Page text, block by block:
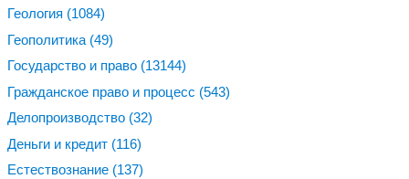
Геология (1084)
Геополитика (49)
Государство и право (13144)
Гражданское право и процесс (543)
Делопроизводство (32)
Деньги и кредит (116)
Естествознание (137)